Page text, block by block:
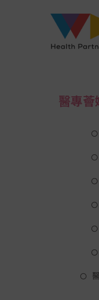
醫專